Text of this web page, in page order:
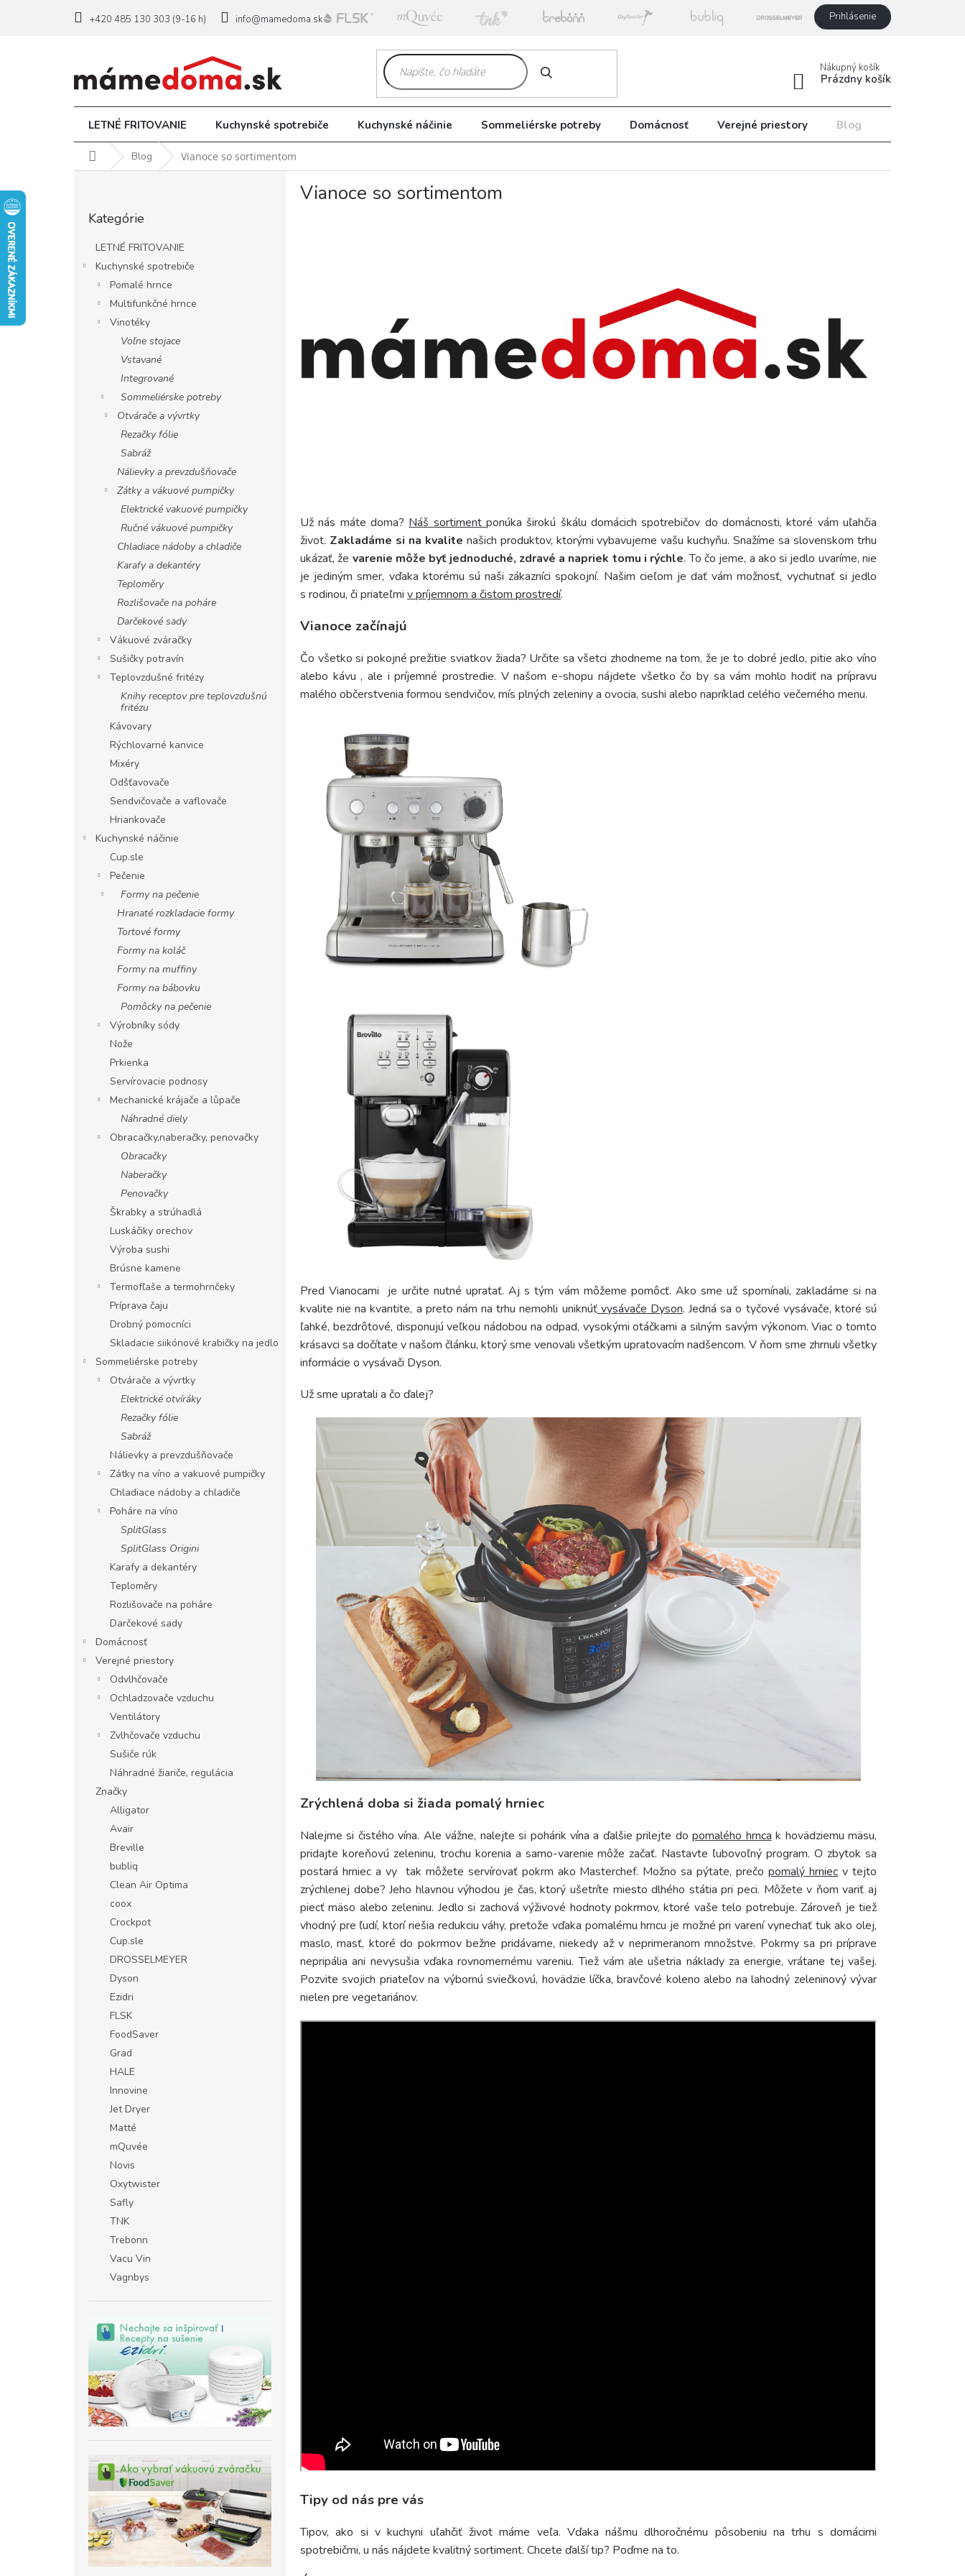
+420 485 130 303 (9-16 h) info@mamedoma.sk Prihlásenie
HĽADAŤ Nákupný košík
Prázdny košík
LETNÉ FRITOVANIE Kuchynské spotrebiče Kuchynské náčinie Sommeliérske potreby Domácnosť Verejné priestory Blog
DomovBlog Vianoce so sortimentom
kategórie
Kategórie
LETNÉ FRITOVANIE
Kuchynské spotrebiče
Pomalé hrnce
Multifunkčné hrnce
Vinotéky
Voľne stojace
Vstavané
Integrované
Sommeliérske potreby
Otvárače a vývrtky
Rezačky fólie
Sabráž
Nálievky a prevzdušňovače
Zátky a vákuové pumpičky
Elektrické vakuové pumpičky
Ručné vákuové pumpičky
Chladiace nádoby a chladiče
Karafy a dekantéry
Teploměry
Rozlišovače na poháre
Darčekové sady
Vákuové zváračky
Sušičky potravín
Teplovzdušné fritézy
Knihy receptov pre teplovzdušnú
fritézu
Kávovary
Rýchlovarné kanvice
Mixéry
Odšťavovače
Sendvičovače a vaflovače
Hriankovače
Kuchynské náčinie
Cup.sle
Pečenie
Formy na pečenie
Hranaté rozkladacie formy
Tortové formy
Formy na koláč
Formy na muffiny
Formy na bábovku
Pomôcky na pečenie
Výrobníky sódy
Nože
Prkienka
Servírovacie podnosy
Mechanické krájače a lůpače
Náhradné diely
Obracačky,naberačky, penovačky
Obracačky
Naberačky
Penovačky
Škrabky a strúhadlá
Luskáčiky orechov
Výroba sushi
Brúsne kamene
Termofľaše a termohrnčeky
Príprava čaju
Drobný pomocníci
Skladacie siikónové krabičky na jedlo
Sommeliérske potreby
Otvárače a vývrtky
Elektrické otvíráky
Rezačky fólie
Sabráž
Nálievky a prevzdušňovače
Zátky na víno a vakuové pumpičky
Chladiace nádoby a chladiče
Poháre na víno
SplitGlass
SplitGlass Origini
Karafy a dekantéry
Teploměry
Rozlišovače na poháre
Darčekové sady
Domácnosť
Verejné priestory
Odvlhčovače
Ochladzovače vzduchu
Ventilátory
Zvlhčovače vzduchu
Sušiče rúk
Náhradné žiariče, regulácia
Značky
Alligator
Avair
Breville
bubliq
Clean Air Optima
coox
Crockpot
Cup.sle
DROSSELMEYER
Dyson
Ezidri
FLSK
FoodSaver
Grad
HALE
Innovine
Jet Dryer
Matté
mQuvée
Novis
Oxytwister
Safly
TNK
Trebonn
Vacu Vin
Vagnbys
Vianoce so sortimentom
Už nás máte doma? Náš sortimentponúka širokú škálu domácich spotrebičov do domácnosti, ktoré vám uľahčia
život. Zakladáme si na kvalite našich produktov, ktorými vybavujeme vašu kuchyňu. Snažíme sa slovenskom trhu
ukázať, že varenie môže byť jednoduché, zdravé a napriek tomu i rýchle. To čo jeme, a ako si jedlo uvaríme, nie
je jediným smer, vďaka ktorému sú naši zákazníci spokojní. Našim cieľom je dať vám možnosť, vychutnať si jedlo
s rodinou, či priateľmi v príjemnom a čistom prostredí.
Vianoce začínajú
Čo všetko si pokojné prežitie sviatkov žiada? Určite sa všetci zhodneme na tom, že je to dobré jedlo, pitie ako víno
alebo kávu , ale i príjemné prostredie. V našom e-shopu nájdete všetko čo by sa vám mohlo hodiť na prípravu
malého občerstvenia formou sendvičov, mís plných zeleniny a ovocia, sushi alebo napríklad celého večerného menu.
Pred Vianocami je určite nutné upratať. Aj s tým vám môžeme pomôcť. Ako sme už spomínali, zakladáme si na
kvalite nie na kvantite, a preto nám na trhu nemohli uniknúťvysávače Dyson. Jedná sa o tyčové vysávače, ktoré sú
ľahké, bezdrôtové, disponujú veľkou nádobou na odpad, vysokými otáčkami a silným savým výkonom. Viac o tomto
krásavci sa dočítate v našom článku, ktorý sme venovali všetkým upratovacím nadšencom. V ňom sme zhrnuli všetky
informácie o vysávači Dyson.
Už sme upratali a čo ďalej?
Zrýchlená doba si žiada pomalý hrniec
Nalejme si čistého vína. Ale vážne, nalejte si pohárik vína a ďalšie prilejte dopomalého hrnca k hovädziemu mäsu,
pridajte koreňovú zeleninu, trochu korenia a samo-varenie môže začať. Nastavte ľubovoľný program. O zbytok sa
postará hrniec a vy tak môžete servírovať pokrm ako Masterchef. Možno sa pýtate, prečopomalý hrniec v tejto
zrýchlenej dobe? Jeho hlavnou výhodou je čas, ktorý ušetríte miesto dlhého státia pri peci. Môžete v ňom variť aj
piecť mäso alebo zeleninu. Jedlo si zachová výživové hodnoty pokrmov, ktoré vaše telo potrebuje. Zároveň je tiež
vhodný pre ľudí, ktorí riešia redukciu váhy, pretože vďaka pomalému hrncu je možné pri varení vynechať tuk ako olej,
maslo, masť, ktoré do pokrmov bežne pridávame, niekedy až v neprimeranom množstve. Pokrmy sa pri príprave
nepripália ani nevysušia vďaka rovnomernému vareniu. Tiež vám ale ušetria náklady za energie, vrátane tej vašej.
Pozvite svojich priateľov na výbornú sviečkovú, hovädzie líčka, bravčové koleno alebo na lahodný zeleninový vývar
nielen pre vegetariánov.
Tipy od nás pre vás
Tipov, ako si v kuchyni uľahčiť život máme veľa. Vďaka nášmu dlhoročnému pôsobeniu na trhu s domácimi
spotrebičmi, u nás nájdete kvalitný sortiment. Chcete ďalší tip? Poďme na to.